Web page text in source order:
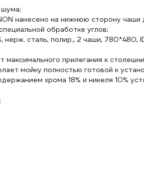
шума;
нанесено на нижнюю сторону
обработке углов;
нерж. сталь, полир., 2 чаши,
максимального прилегания к
мойку полностью готовой к
хрома 18% и никеля 10%